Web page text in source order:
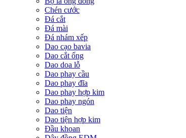
Chén cước
Đá cắt
Đá mài
Đá nhám xếp
Dao cạo bavia
Dao cắt ống
Dao doa lỗ
Dao phay cầu
Dao phay đĩa
Dao phay hợp kim
Dao phay ngón
Dao tiện
Dao tiện hợp kim
Đầu khoan